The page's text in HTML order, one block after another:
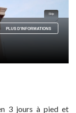
3 jours à pied et